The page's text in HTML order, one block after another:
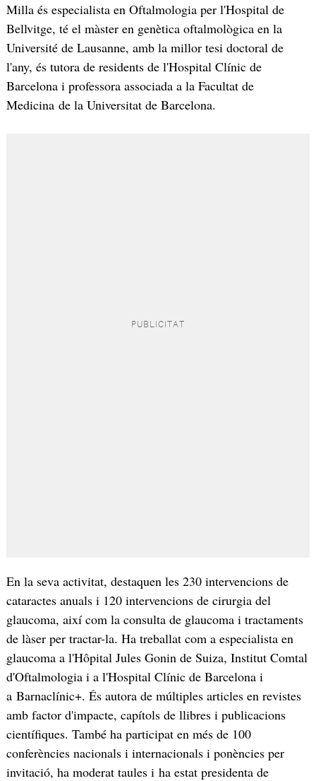
Milla és especialista en Oftalmologia per l'Hospital de
Bellvitge, té el màster en genètica oftalmològica en la
Université de Lausanne, amb la millor tesi doctoral de
l'any, és tutora de residents de l'Hospital Clínic de
Barcelona i professora associada a la Facultat de
Medicina de la Universitat de Barcelona.
En la seva activitat, destaquen les 230 intervencions de
cataractes anuals i 120 intervencions de cirurgia del
glaucoma, així com la consulta de glaucoma i tractaments
de làser per tractar-la. Ha treballat com a especialista en
glaucoma a l'Hôpital Jules Gonin de Suiza, Institut Comtal
d'Oftalmologia i a l'Hospital Clínic de Barcelona i
a Barnaclínic+. És autora de múltiples articles en revistes
amb factor d'impacte, capítols de llibres i publicacions
científiques. També ha participat en més de 100
conferències nacionals i internacionals i ponències per
invitació, ha moderat taules i ha estat presidenta de